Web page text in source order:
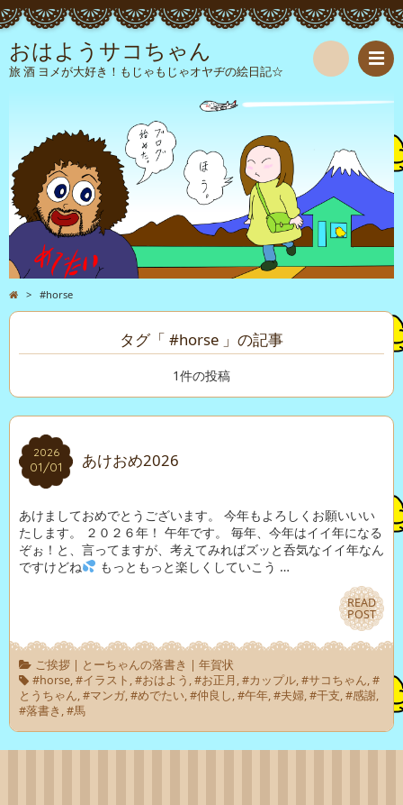
おはようサコちゃん
旅 酒 ヨメが大好き！もじゃもじゃオヤヂの絵日記☆
> #horse
タグ「 #horse 」の記事
1件の投稿
2026
01/01
2026
01/01 あけおめ2026
あけましておめでとうございます。 今年もよろしくお願いいい
たします。 ２０２６年！ 午年です。 毎年、今年はイイ年になる
ぞぉ！と、言ってますが、考えてみればズッと呑気なイイ年なん
ですけどね
もっともっと楽しくしていこう …
READ
POST
READ
POST
ご挨拶| とーちゃんの落書き | 年賀状
#horse,#イラスト ,#おはよう ,#お正月 ,#カップル,#サコちゃん,#
とうちゃん,#マンガ,#めでたい,#仲良し,#午年,#夫婦,#干支,#感謝,
#落書き ,#馬